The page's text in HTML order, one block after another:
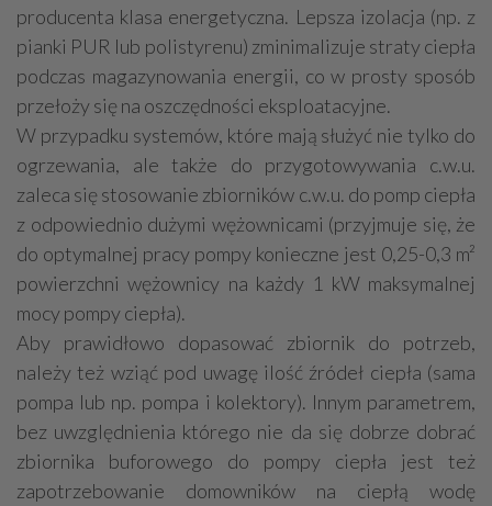
producenta klasa energetyczna. Lepsza izolacja (np. z
pianki PUR lub polistyrenu) zminimalizuje straty ciepła
podczas magazynowania energii, co w prosty sposób
przełoży się na oszczędności eksploatacyjne.
W przypadku systemów, które mają służyć nie tylko do
ogrzewania, ale także do przygotowywania c.w.u.
zaleca się stosowanie zbiorników c.w.u. do pomp ciepła
z odpowiednio dużymi wężownicami (przyjmuje się, że
do optymalnej pracy pompy konieczne jest 0,25-0,3 m²
powierzchni wężownicy na każdy 1 kW maksymalnej
mocy pompy ciepła).
Aby prawidłowo dopasować zbiornik do potrzeb,
należy też wziąć pod uwagę ilość źródeł ciepła (sama
pompa lub np. pompa i kolektory). Innym parametrem,
bez uwzględnienia którego nie da się dobrze dobrać
zbiornika buforowego do pompy ciepła jest też
zapotrzebowanie domowników na ciepłą wodę